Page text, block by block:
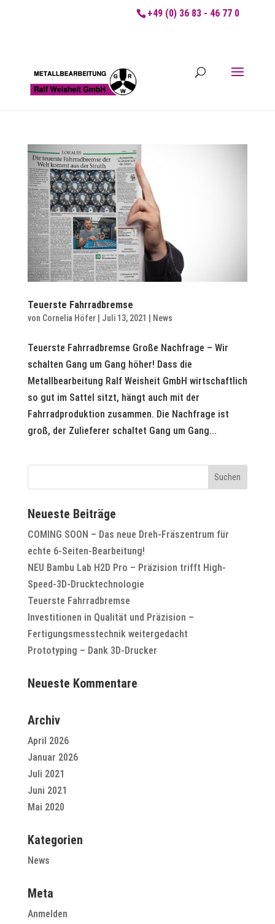
+49 (0) 36 83 - 46 77 0
Teuerste Fahrradbremse
von Cornelia Höfer| Juli 13, 2021 News
Teuerste Fahrradbremse Große Nachfrage – Wir
schalten Gang um Gang höher! Dass die
Metallbearbeitung Ralf Weisheit GmbH wirtschaftlich
so gut im Sattel sitzt, hängt auch mit der
Fahrradproduktion zusammen. Die Nachfrage ist
groß, der Zulieferer schaltet Gang um Gang...
Neueste Beiträge
COMING SOON – Das neue Dreh-Fräszentrum für
echte 6-Seiten-Bearbeitung!
NEU Bambu Lab H2D Pro – Präzision trifft High-
Speed-3D-Drucktechnologie
Teuerste Fahrradbremse
Investitionen in Qualität und Präzision –
Fertigungsmesstechnik weitergedacht
Prototyping – Dank 3D-Drucker
Neueste Kommentare
Archiv
April 2026
Januar 2026
Juli 2021
Juni 2021
Mai 2020
Kategorien
News
Meta
Anmelden